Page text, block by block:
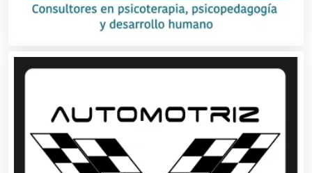
Análisis de Aguas